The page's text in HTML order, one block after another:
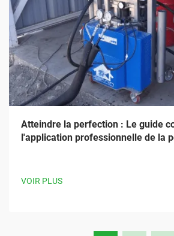
Atteindre la perfection : Le guide
l'application professionnelle de la
VOIR PLUS